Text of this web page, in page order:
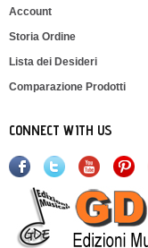
Account
Storia Ordine
Lista dei Desideri
Comparazione Prodotti
CONNECT WITH US